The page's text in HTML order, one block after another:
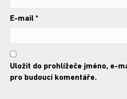
E-mail *
Uložit do prohlížeče jméno, e-
pro budoucí komentáře.